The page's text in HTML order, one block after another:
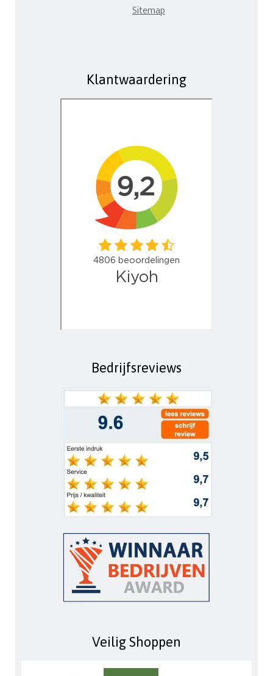
Sitemap
Klantwaardering
Bedrijfsreviews
Veilig Shoppen